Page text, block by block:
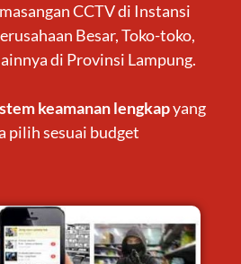
CCTV di Instansi
Besar, Toko-toko,
di Provinsi Lampung.
keamanan lengkapyang
pilih sesuai budget